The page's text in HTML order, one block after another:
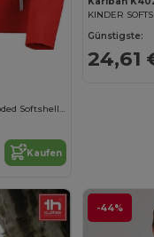
Kids Tx Performance Hooded Softshell Jacket
Kaufen
KINDER
Günstigste:
24,61
-44%